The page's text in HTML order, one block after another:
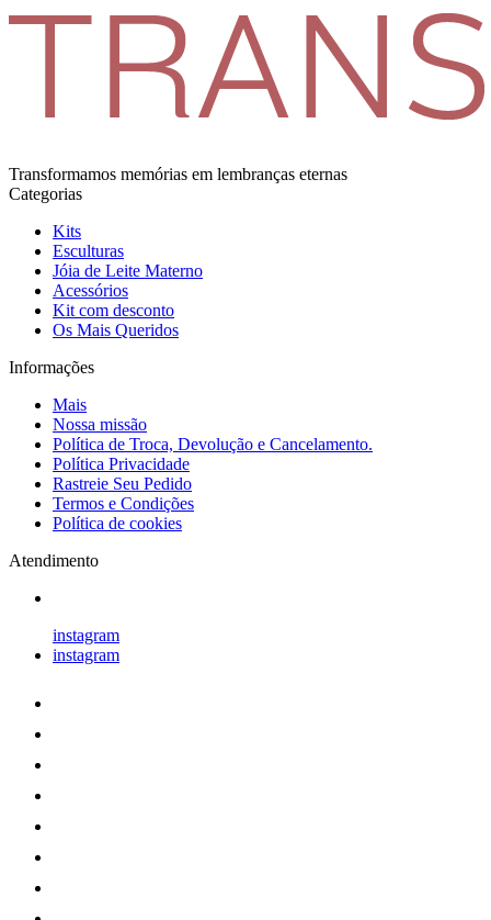
Transformamos memórias em lembranças eternas
Categorias
Kits
Esculturas
Jóia de Leite Materno
Acessórios
Kit com desconto
Os Mais Queridos
Informações
Mais
Nossa missão
Política de Troca, Devolução e Cancelamento.
Política Privacidade
Rastreie Seu Pedido
Termos e Condições
Política de cookies
Atendimento
instagram
instagram